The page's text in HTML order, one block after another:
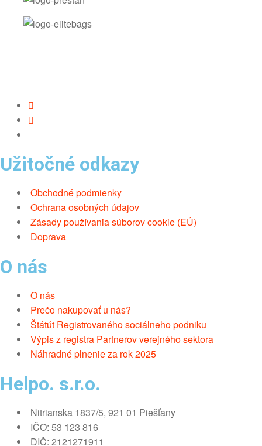
Užitočné odkazy
Obchodné podmienky
Ochrana osobných údajov
Zásady používania súborov cookie (EÚ)
Doprava
O nás
O nás
Prečo nakupovať u nás?
Štátút Registrovaného sociálneho podniku
Výpis z registra Partnerov verejného sektora
Náhradné plnenie za rok 2025
Helpo. s.r.o.
Nitrianska 1837/5, 921 01 Piešťany
IČO: 53 123 816
DIČ: 2121271911